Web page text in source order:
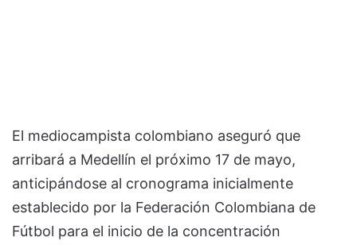
El mediocampista colombiano aseguró que
arribará a Medellín el próximo 17 de mayo,
anticipándose al cronograma inicialmente
establecido por la Federación Colombiana de
Fútbol para el inicio de la concentración